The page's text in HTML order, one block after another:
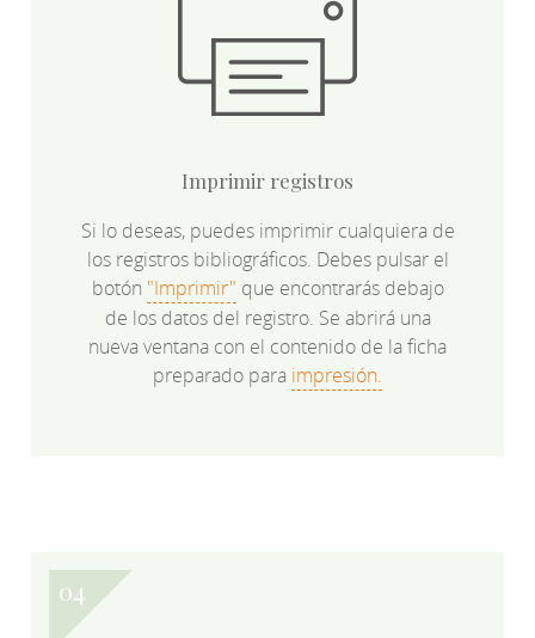
Imprimir registros
Si lo deseas, puedes imprimir cualquiera de
los registros bibliográficos. Debes pulsar el
botón "Imprimir" que encontrarás debajo
de los datos del registro. Se abrirá una
nueva ventana con el contenido de la ficha
preparado para impresión.